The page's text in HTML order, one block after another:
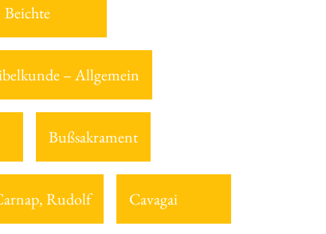
Beichte
– Allgemein
Bußsakrament
Rudolf Cavagai